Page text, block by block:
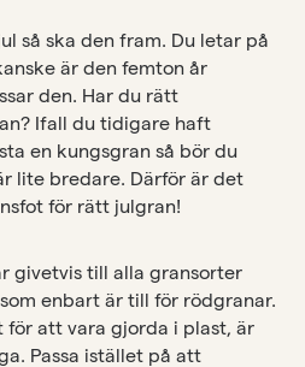
så ska den fram. Du letar på
är den femton år
den. Har du rätt
Ifall du tidigare haft
en kungsgran så bör du
lite bredare. Därför är det
för rätt julgran!
givetvis till alla gransorter
enbart är till för rödgranar.
för att vara gjorda i plast, är
Passa istället på att